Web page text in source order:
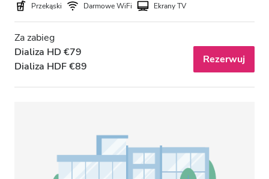
Przekąski
Darmowe WiFi
Ekrany TV
Przekąski Darmowe WiFi Ekrany TV
Za zabieg
Dializa HD €79
Dializa HDF €89
Rezerwuj